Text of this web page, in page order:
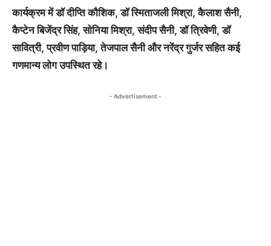
कार्यक्रम में डॉ दीप्ति कौशिक, डॉ स्मिताजली मिश्रा, कैलाश सैनी,
कैप्टेन बिजेंद्र सिंह, सोनिया मिश्रा, संदीप सैनी, डॉ त्रिवेणी, डॉ
सावित्री, प्रवीण पाड़िया, तेजपाल सैनी और नरेंद्र गुर्जर सहित कई
गणमान्य लोग उपस्थित रहे।
- Advertisement -